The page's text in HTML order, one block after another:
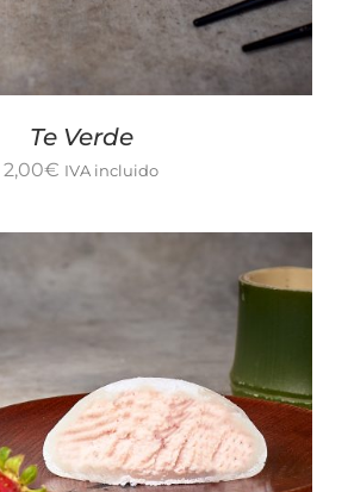
Te Verde
2,00€ IVA incluido